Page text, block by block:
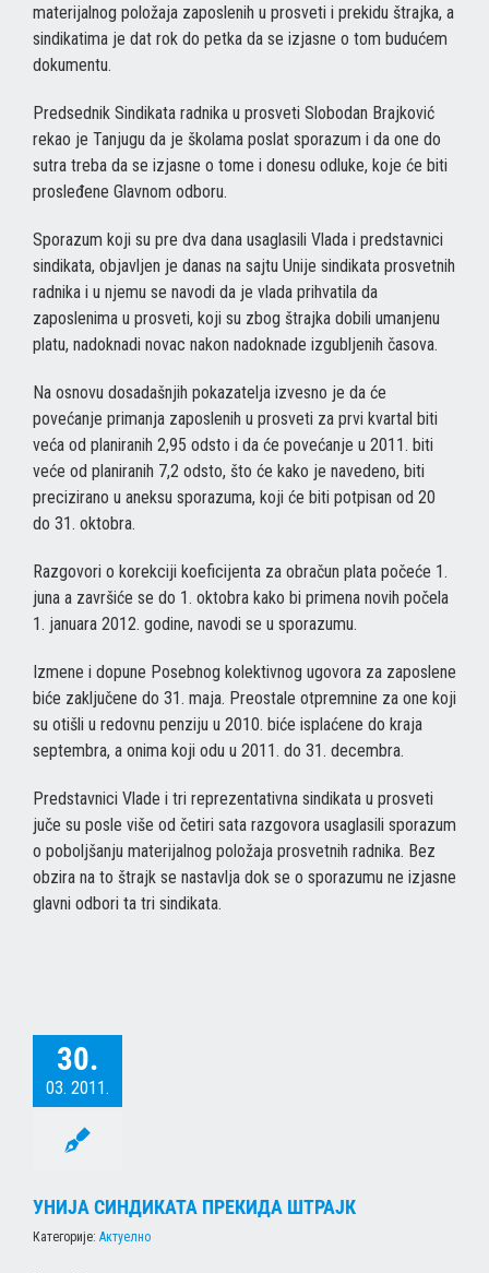
materijalnog položaja zaposlenih u prosveti i prekidu štrajka, a
sindikatima je dat rok do petka da se izjasne o tom budućem
dokumentu.
Predsednik Sindikata radnika u prosveti Slobodan Brajković
rekao je Tanjugu da je školama poslat sporazum i da one do
sutra treba da se izjasne o tome i donesu odluke, koje će biti
prosleđene Glavnom odboru.
Sporazum koji su pre dva dana usaglasili Vlada i predstavnici
sindikata, objavljen je danas na sajtu Unije sindikata prosvetnih
radnika i u njemu se navodi da je vlada prihvatila da
zaposlenima u prosveti, koji su zbog štrajka dobili umanjenu
platu, nadoknadi novac nakon nadoknade izgubljenih časova.
Na osnovu dosadašnjih pokazatelja izvesno je da će
povećanje primanja zaposlenih u prosveti za prvi kvartal biti
veća od planiranih 2,95 odsto i da će povećanje u 2011. biti
veće od planiranih 7,2 odsto, što će kako je navedeno, biti
precizirano u aneksu sporazuma, koji će biti potpisan od 20
do 31. oktobra.
Razgovori o korekciji koeficijenta za obračun plata počeće 1.
juna a završiće se do 1. oktobra kako bi primena novih počela
1. januara 2012. godine, navodi se u sporazumu.
Izmene i dopune Posebnog kolektivnog ugovora za zaposlene
biće zaključene do 31. maja. Preostale otpremnine za one koji
su otišli u redovnu penziju u 2010. biće isplaćene do kraja
septembra, a onima koji odu u 2011. do 31. decembra.
Predstavnici Vlade i tri reprezentativna sindikata u prosveti
juče su posle više od četiri sata razgovora usaglasili sporazum
o poboljšanju materijalnog položaja prosvetnih radnika. Bez
obzira na to štrajk se nastavlja dok se o sporazumu ne izjasne
glavni odbori ta tri sindikata.
30.
03. 2011.
УНИЈА СИНДИКАТА ПРЕКИДА ШТРАЈК
Категорије: Актуелно